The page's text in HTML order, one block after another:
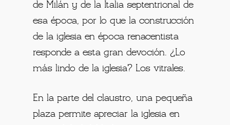
de Milán y de la Italia septentrional de
esa época, por lo que la construcción
de la iglesia en época renacentista
responde a esta gran devoción. ¿Lo
más lindo de la iglesia? Los vitrales.
En la parte del claustro, una pequeña
plaza permite apreciar la iglesia en